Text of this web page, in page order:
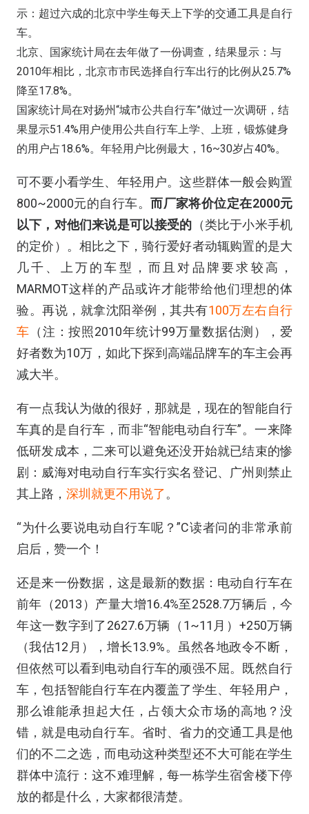
示：超过六成的北京中学生每天上下学的交通工具是自行
车。
北京、国家统计局在去年做了一份调查，结果显示：与
2010年相比，北京市市民选择自行车出行的比例从25.7%
降至17.8%。
国家统计局在对扬州“城市公共自行车”做过一次调研，结
果显示51.4%用户使用公共自行车上学、上班，锻炼健身
的用户占18.6%。年轻用户比例最大，16~30岁占40%。
可不要小看学生、年轻用户。这些群体一般会购置
800~2000元的自行车。而厂家将价位定在2000元
以下，对他们来说是可以接受的 （类比于小米手机
的定价）。相比之下，骑行爱好者动辄购置的是大
几千、上万的车型，而且对品牌要求较高，
MARMOT这样的产品或许才能带给他们理想的体
验。再说，就拿沈阳举例，其共有100万左右自行
车 （注：按照2010年统计99万量数据估测），爱
好者数为10万，如此下探到高端品牌车的车主会再
减大半。
有一点我认为做的很好，那就是，现在的智能自行
车真的是自行车，而非“智能电动自行车”。一来降
低研发成本，二来可以避免还没开始就已结束的惨
剧：威海对电动自行车实行实名登记、广州则禁止
其上路， 深圳就更不用说了。
“为什么要说电动自行车呢？”C读者问的非常承前
启后，赞一个！
还是来一份数据，这是最新的数据：电动自行车在
前年（2013）产量大增16.4%至2528.7万辆后，今
年这一数字到了2627.6万辆（1~11月）+250万辆
（我估12月），增长13.9%。虽然各地政令不断，
但依然可以看到电动自行车的顽强不屈。既然自行
车，包括智能自行车在内覆盖了学生、年轻用户，
那么谁能承担起大任，占领大众市场的高地？没
错，就是电动自行车。省时、省力的交通工具是他
们的不二之选，而电动这种类型还不大可能在学生
群体中流行：这不难理解，每一栋学生宿舍楼下停
放的都是什么，大家都很清楚。